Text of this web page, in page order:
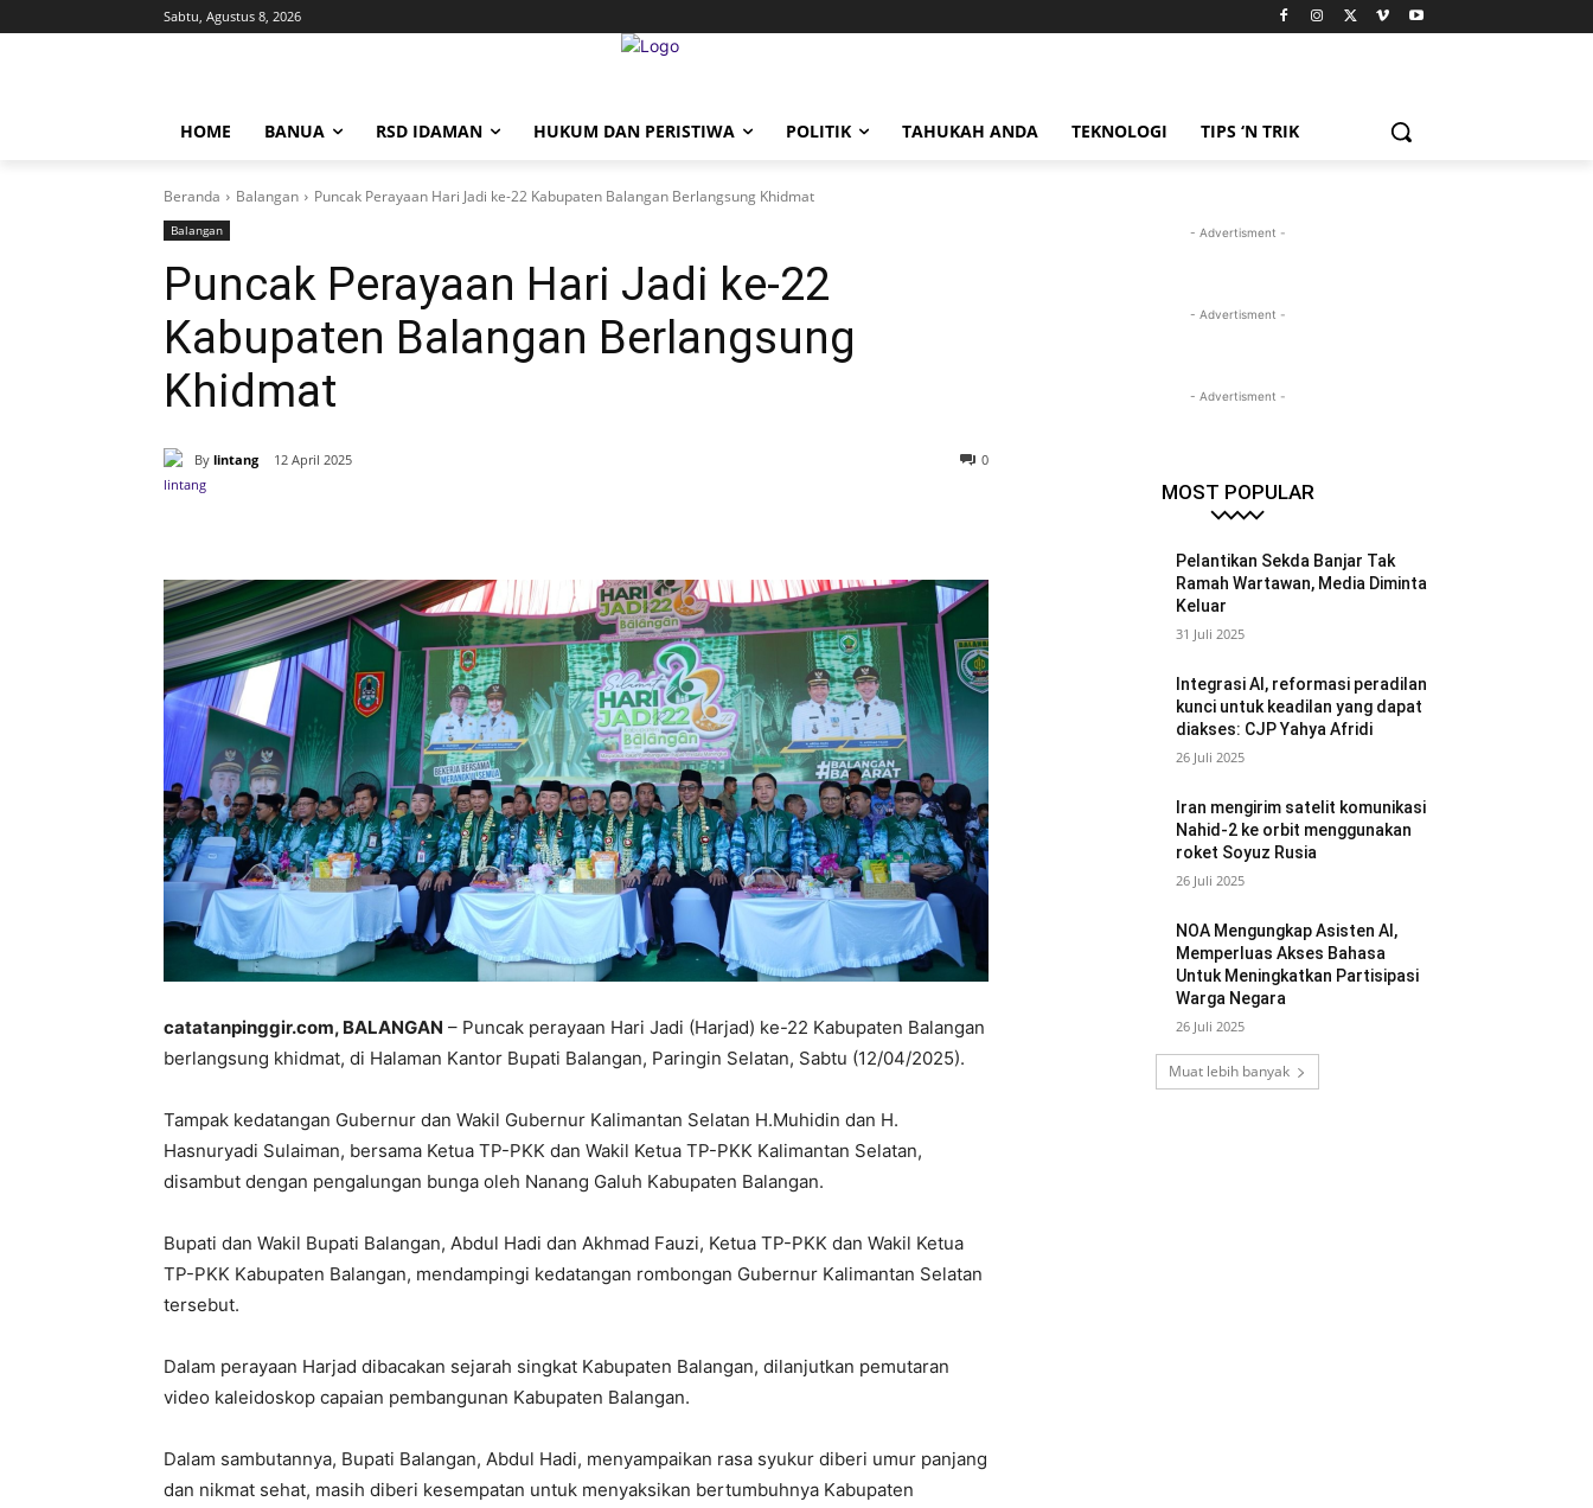
Sabtu, Agustus 8, 2026
HOME BANUA RSD IDAMAN HUKUM DAN PERISTIWA POLITIK TAHUKAH ANDA TEKNOLOGI TIPS ‘N TRIK
Beranda Balangan Puncak Perayaan Hari Jadi ke-22 Kabupaten Balangan Berlangsung Khidmat
Balangan
Puncak Perayaan Hari Jadi ke-22
Kabupaten Balangan Berlangsung
Khidmat
By lintang 12 April 2025 0
catatanpinggir.com, BALANGAN – Puncak perayaan Hari Jadi (Harjad) ke-22 Kabupaten Balangan
berlangsung khidmat, di Halaman Kantor Bupati Balangan, Paringin Selatan, Sabtu (12/04/2025).
Tampak kedatangan Gubernur dan Wakil Gubernur Kalimantan Selatan H.Muhidin dan H.
Hasnuryadi Sulaiman, bersama Ketua TP-PKK dan Wakil Ketua TP-PKK Kalimantan Selatan,
disambut dengan pengalungan bunga oleh Nanang Galuh Kabupaten Balangan.
Bupati dan Wakil Bupati Balangan, Abdul Hadi dan Akhmad Fauzi, Ketua TP-PKK dan Wakil Ketua
TP-PKK Kabupaten Balangan, mendampingi kedatangan rombongan Gubernur Kalimantan Selatan
tersebut.
Dalam perayaan Harjad dibacakan sejarah singkat Kabupaten Balangan, dilanjutkan pemutaran
video kaleidoskop capaian pembangunan Kabupaten Balangan.
Dalam sambutannya, Bupati Balangan, Abdul Hadi, menyampaikan rasa syukur diberi umur panjang
dan nikmat sehat, masih diberi kesempatan untuk menyaksikan bertumbuhnya Kabupaten
- Advertisment -
- Advertisment -
- Advertisment -
MOST POPULAR
Pelantikan Sekda Banjar Tak
Ramah Wartawan, Media Diminta
Keluar
31 Juli 2025
Integrasi AI, reformasi peradilan
kunci untuk keadilan yang dapat
diakses: CJP Yahya Afridi
26 Juli 2025
Iran mengirim satelit komunikasi
Nahid-2 ke orbit menggunakan
roket Soyuz Rusia
26 Juli 2025
NOA Mengungkap Asisten AI,
Memperluas Akses Bahasa
Untuk Meningkatkan Partisipasi
Warga Negara
26 Juli 2025
Muat lebih banyak